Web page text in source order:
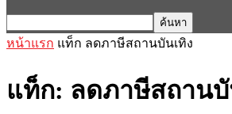
หน้าแรก แท็ก ลดภาษีสถานบันเทิง
แท็ก: ลดภาษีสถานบั